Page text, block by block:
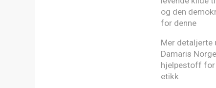
og den
for denne
Mer detaljerte
Damaris
hjelpestoff for
etikk